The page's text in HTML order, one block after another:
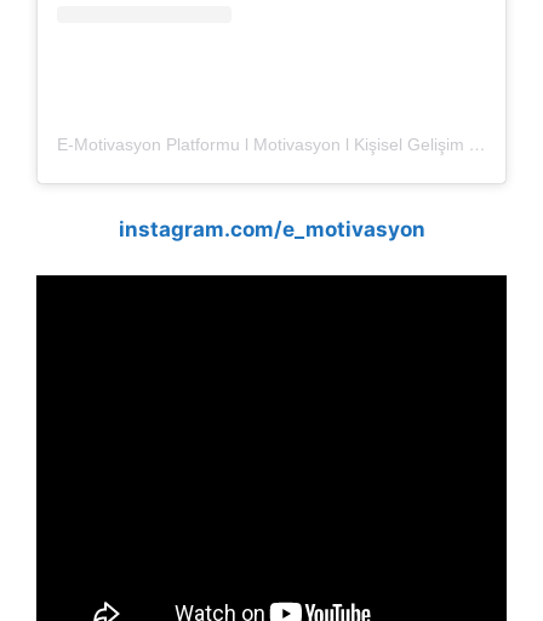
E-Motivasyon Platformu l Motivasyon l Kişisel Gelişim l Eğitim (@e_motivasyon)’in paylaştığı bir gönderi
instagram.com/e_motivasyon